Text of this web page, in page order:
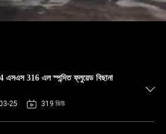
316 এল স্পন্দিত ফ্লুয়েড বিছানা
25 319 ভিউ